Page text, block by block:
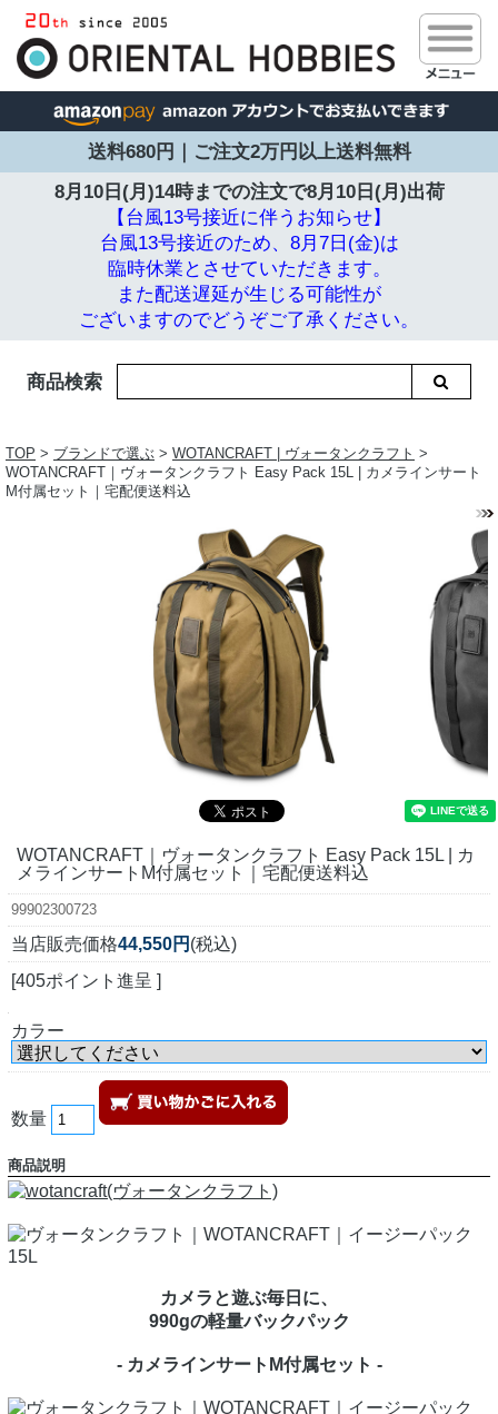
送料680円｜ご注文2万円以上送料無料
8月10日(月)14時までの注文で8月10日(月)出荷
【台風13号接近に伴うお知らせ】
台風13号接近のため、8月7日(金)は
臨時休業とさせていただきます。
また配送遅延が生じる可能性が
ございますのでどうぞご了承ください。
商品検索
TOP > ブランドで選ぶ > WOTANCRAFT | ヴォータンクラフト >
WOTANCRAFT｜ヴォータンクラフト Easy Pack 15L | カメラインサート
M付属セット｜宅配便送料込
WOTANCRAFT｜ヴォータンクラフト Easy Pack 15L | カ
メラインサートM付属セット｜宅配便送料込
99902300723
当店販売価格44,550円 (税込)
[405ポイント進呈 ]
カラー
数量
商品説明
カメラと遊ぶ毎日に、
990gの軽量バックパック
- カメラインサートM付属セット -